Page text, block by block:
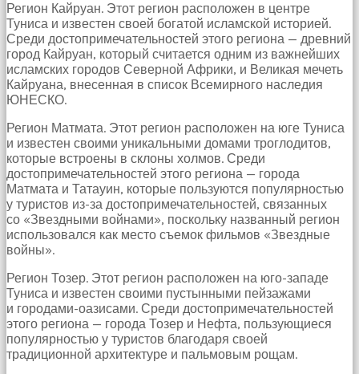
Регион Кайруан. Этот регион расположен в центре
Туниса и известен своей богатой исламской историей.
Среди достопримечательностей этого региона — древний
город Кайруан, который считается одним из важнейших
исламских городов Северной Африки, и Великая мечеть
Кайруана, внесенная в список Всемирного наследия
ЮНЕСКО.
Регион Матмата. Этот регион расположен на юге Туниса
и известен своими уникальными домами троглодитов,
которые встроены в склоны холмов. Среди
достопримечательностей этого региона — города
Матмата и Татауин, которые пользуются популярностью
у туристов из-за достопримечательностей, связанных
со «Звездными войнами», поскольку названный регион
использовался как место съемок фильмов «Звездные
войны».
Регион Тозер. Этот регион расположен на юго-западе
Туниса и известен своими пустынными пейзажами
и городами-оазисами. Среди достопримечательностей
этого региона — города Тозер и Нефта, пользующиеся
популярностью у туристов благодаря своей
традиционной архитектуре и пальмовым рощам.